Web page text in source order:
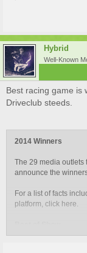
Hybrid
Well-Known
Best racing game is
Driveclub steeds.
2014 Winners
The 29 media outlets
announce the
For a list of facts
platform, click here.
Evolve